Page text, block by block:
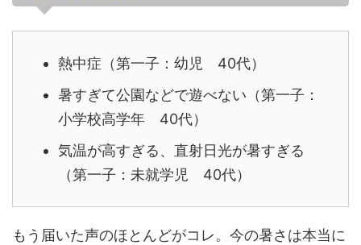
熱中症（第一子：幼児 40代）
暑すぎて公園などで遊べない（第一子：
小学校高学年 40代）
気温が高すぎる、直射日光が暑すぎる
（第一子：未就学児 40代）
もう届いた声のほとんどがコレ。今の暑さは本当に